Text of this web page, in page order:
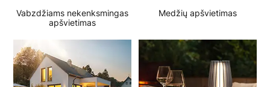
Vabzdžiams nekenksmingas
apšvietimas
Medžių apšvietimas